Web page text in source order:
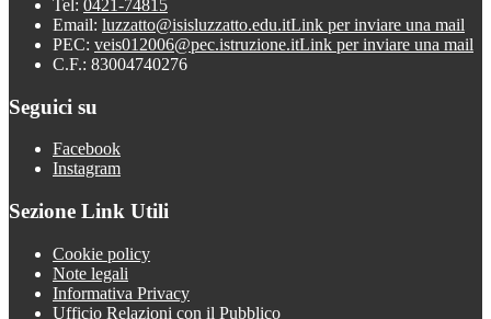
Tel: 0421-74815
Email: luzzatto@isisluzzatto.edu.itLink per inviare una mail
PEC: veis012006@pec.istruzione.itLink per inviare una mail
C.F.: 83004740276
Seguici su
Facebook
Instagram
Sezione Link Utili
Cookie policy
Note legali
Informativa Privacy
Ufficio Relazioni con il Pubblico